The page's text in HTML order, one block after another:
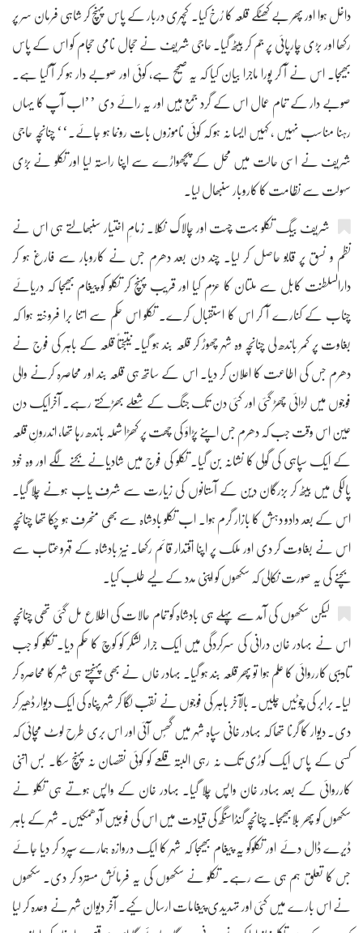
داخل ہوا اور پھر بے کھٹکے قلعہ کا رُخ کیا۔ کچہری دربار کے پاس پہنچ کر شاہی فرمان سر پر
رکھا اور بڑی چارپائی پر جم کر بیٹھ گیا۔ حاجی شریف نے حجال نامی حجام کو اس کے پاس
بھیجا۔ اس نے آ کر پورا ماجرا بیان کیا کہ یہ صحیح ہے، کوئی اور صوبے دار ہو کر آ گیا ہے۔
صوبے دار کے تمام عمال اس کے گرد جمع ہیں اور یہ رائے دی ’’اب آپ کا یہاں
رہنا مناسب نہیں ، کہیں ایسا نہ ہو کہ کوئی ناموزوں بات رونما ہو جائے۔‘‘ چنانچہ حاجی
شریف نے اسی حالت میں محل کے پچھواڑے سے اپنا راستہ لیا اور تکلو نے بڑی
سہولت سے نظامت کا کاروبار سنبھال لیا۔
شریف بیگ تکلو بہت چست اور چالاک نکلا۔ زمامِ اختیار سنبھالتے ہی اس نے
نظم و نسق پر قابو حاصل کر لیا۔ چند دن بعد دھرم جس نے کاروبار سے فارغ ہو کر
دارالسلطنت کابل سے ملتان کا عزم کیا اور قریب پہنچ کر تکلو کو پیغام بھیجا کہ دریائے
چناب کے کنارے آ کر اس کا استقبال کرے۔ تکلو اس حکم سے اتنا برا فروختہ ہوا کہ
بغاوت پر کمر باندھ لی چنانچہ وہ شہر چھوڑ کر قلعہ بند ہو گیا۔ نتیجتاً قلعہ کے باہر کی فوج نے
دھرم جس کی اطاعت کا اعلان کر دیا۔ اس کے ساتھ ہی قلعہ بند اور محاصرہ کرنے والی
فوجوں میں لڑائی چھڑ گئی اور کئی دن تک جنگ کے شعلے بھڑکتے رہے۔ آخرایک دن
عین اس وقت جب کہ دھرم جس اپنے پڑاؤ کی چھت پر کھڑا شملہ باندھ رہا تھا، اندرونِ قلعہ
کے ایک سپاہی کی گولی کا نشانہ بن گیا۔ تکلو کی فوج میں شادیانے بجنے لگے اور وہ خود
پالکی میں بیٹھ کر بزرگان دین کے آستانوں کی زیارت سے شرف یاب ہونے چلا گیا۔
اس کے بعد دادو دہش کا بازار گرم ہوا۔ اب تکلو بادشاہ سے بھی منحرف ہو چکا تھا چنانچہ
اس نے بغاوت کر دی اور ملک پر اپنا اقتدار قائم رکھا۔ نیز بادشاہ کے قہروعتاب سے
بچنے کی یہ صورت نکالی کہ سکھوں کو اپنی مدد کے لیے طلب کیا۔
لیکن سکھوں کی آمد سے پہلے ہی بادشاہ کو تمام حالات کی اطلاع مل گئی تھی چنانچہ
اس نے بہادر خان درانی کی سرکردگی میں ایک جرار لشکر کو کوچ کا حکم دیا۔ تکلو کو جب
تادیبی کارروائی کا علم ہوا تو پھر قلعہ بند ہو گیا۔ بہادر خاں نے بھی پہنچتے ہی شہر کا محاصرہ کر
لیا۔ برابر کی چوٹیں چلیں۔ بالآخر باہر کی فوجوں نے نقب لگا کر شہر پناہ کی ایک دیوار ڈھیر کر
دی۔ دیوار کا گرنا تھا کہ بہادر خانی سپاہ شہر میں گھُس آئی اور اس بری طرح لوٹ مچائی کہ
کسی کے پاس ایک کوڑی تک نہ رہی البتہ قلعے کو کوئی نقصان نہ پہنچ سکا۔ بس اتنی
کارروائی کے بعد بہادر خان واپس چلا گیا۔ بہادر خان کے واپس ہوتے ہی تکلو نے
سکھوں کو پھر بلابھیجا۔ چنانچہ گنڈاسنگھ کی قیادت میں اس کی فوجیں آدھمکیں۔ شہر کے باہر
ڈیرے ڈال دئے اور تکلوکو یہ پیغام بھیجا کہ شہر کا ایک دروازہ ہمارے سپرد کر دیا جائے
جس کا تعلق ہم ہی سے رہے۔ تکلو نے سکھوں کی یہ فرمائش مسترد کر دی۔ سکھوں
نے اس بارے میں کئی اور تہدیدی پیغامات ارسال کیے۔ آخر دیوان شہر نے وعدہ کر لیا